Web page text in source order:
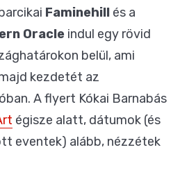
Faminehill és a
Oracle indul egy rövid
belül, ami
kezdetét az
A flyert Kókai Barnabás
égisze alatt, dátumok (és
eventek) alább, nézzétek